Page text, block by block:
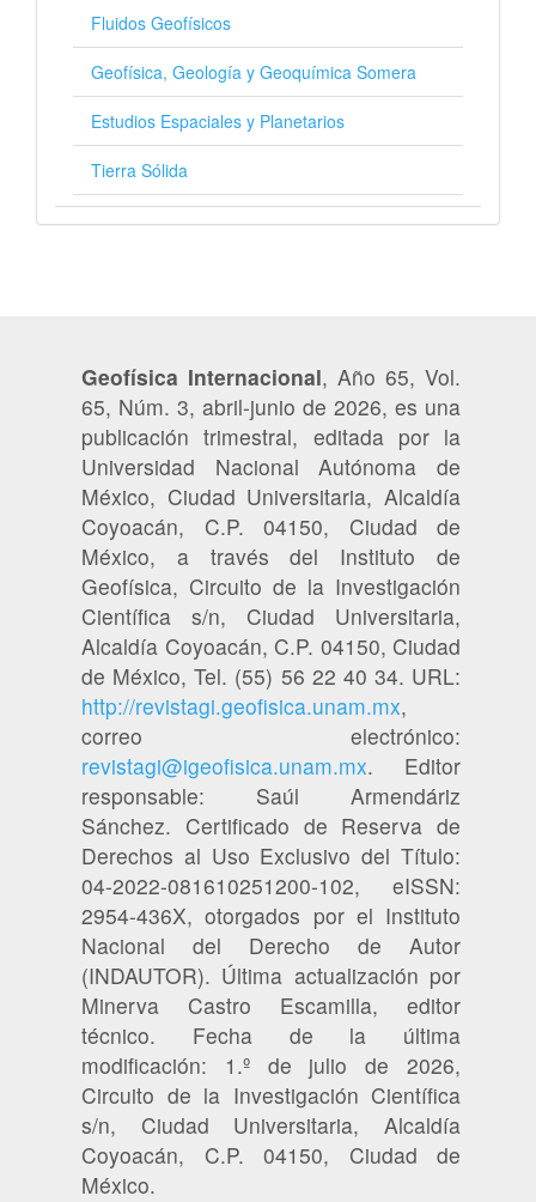
Fluidos Geofísicos
Geofísica, Geología y Geoquímica Somera
Estudios Espaciales y Planetarios
Tierra Sólida
Geofísica Internacional, Año 65, Vol.
65, Núm. 3, abril-junio de 2026, es una
publicación trimestral, editada por la
Universidad Nacional Autónoma de
México, Ciudad Universitaria, Alcaldía
Coyoacán, C.P. 04150, Ciudad de
México, a través del Instituto de
Geofísica, Circuito de la Investigación
Científica s/n, Ciudad Universitaria,
Alcaldía Coyoacán, C.P. 04150, Ciudad
de México, Tel. (55) 56 22 40 34. URL:
http://revistagi.geofisica.unam.mx,
correo electrónico:
revistagi@igeofisica.unam.mx. Editor
responsable: Saúl Armendáriz
Sánchez. Certificado de Reserva de
Derechos al Uso Exclusivo del Título:
04-2022-081610251200-102, eISSN:
2954-436X, otorgados por el Instituto
Nacional del Derecho de Autor
(INDAUTOR). Última actualización por
Minerva Castro Escamilla, editor
técnico. Fecha de la última
modificación: 1.º de julio de 2026,
Circuito de la Investigación Científica
s/n, Ciudad Universitaria, Alcaldía
Coyoacán, C.P. 04150, Ciudad de
México.